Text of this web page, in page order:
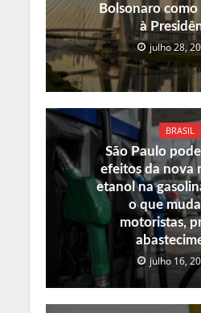
Bolsonaro
à
julho 28,
BRASIL
São Paulo
efeitos da nova
etanol na
o que
motoristas,
julho 16,